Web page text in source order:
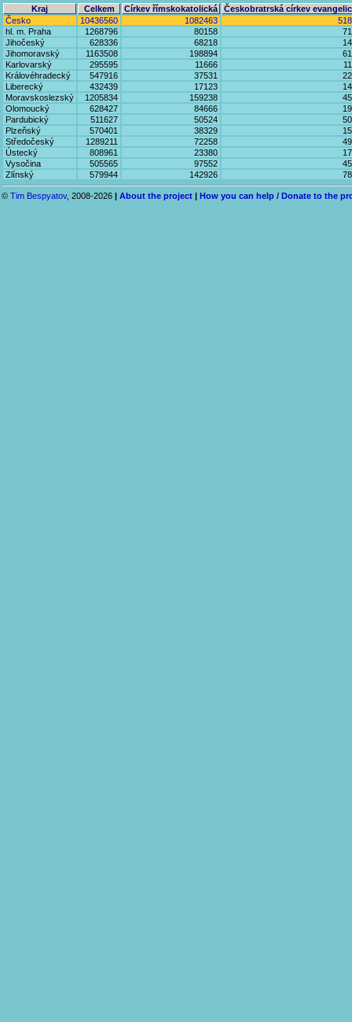
Kraj Celkem Církev římskokatolická
Českobratrská církev
Česko
10436560 1082463
hl. m. Praha
1268796 80158
Jihočeský
628336 68218
Jihomoravský
1163508 198894
Karlovarský
295595 11666
Královéhradecký
547916 37531
Liberecký
432439 17123
Moravskoslezský
1205834 159238
Olomoucký
628427 84666
Pardubický
511627 50524
Plzeňský
570401 38329
Středočeský
1289211 72258
Ústecký
808961 23380
Vysočina
505565 97552
Zlínský
579944 142926
© Tim Bespyatov, 2008-2026 | About the project | How you can help / Donate to the